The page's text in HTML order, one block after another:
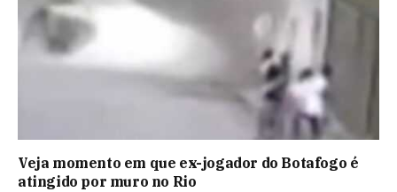
Veja momento em que ex-jogador do Botafogo é
atingido por muro no Rio